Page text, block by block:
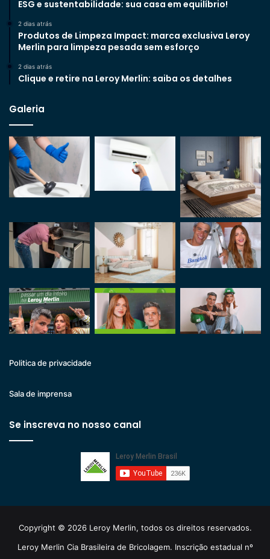
ESG e sustentabilidade: sua casa em equilíbrio!
2 dias atrás
Produtos de Limpeza Impact: marca exclusiva Leroy
Merlin para limpeza pesada sem esforço
2 dias atrás
Clique e retire na Leroy Merlin: saiba os detalhes
Galeria
Politica de privacidade
Sala de imprensa
Se inscreva no nosso canal
Copyright © 2026 Leroy Merlin, todos os direitos reservados.
Leroy Merlin Cia Brasileira de Bricolagem. Inscrição estadual nº